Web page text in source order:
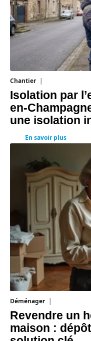
Chantier
Isolation par
en-
une isolation
En savoir plus
Déménager
Revendre un
maison :